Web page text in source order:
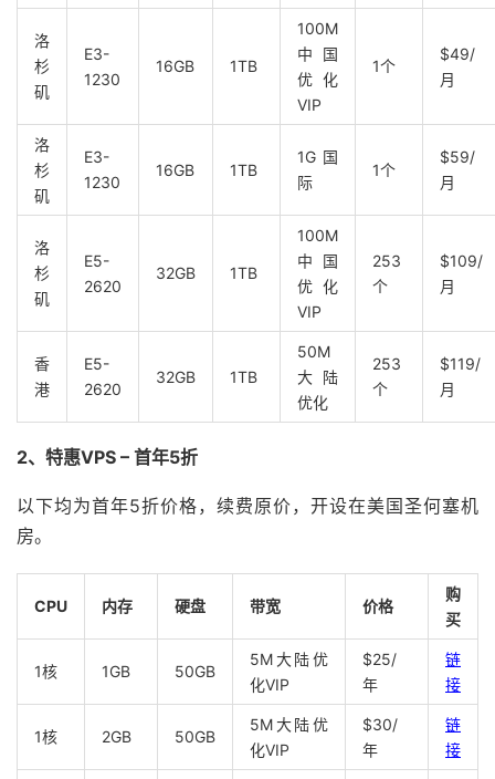
洛
杉
矶
E3-
1230
16GB 1TB
100M
中国
优化
VIP
1个
$49/
月
洛
杉
矶
E3-
1230
16GB 1TB
1G国
际
1个
$59/
月
洛
杉
矶
E5-
2620
32GB 1TB
100M
中国
优化
VIP
253
个
$109/
月
香
港
E5-
2620
32GB 1TB
50M
大陆
优化
253
个
$119/
月
2、特惠VPS – 首年5折
以下均为首年5折价格，续费原价，开设在美国圣何塞机
房。
CPU 内存 硬盘 带宽 价格
购
买
1核 1GB 50GB
5M大陆优
化VIP
$25/
年
链
接
1核 2GB 50GB
5M大陆优
化VIP
$30/
年
链
接